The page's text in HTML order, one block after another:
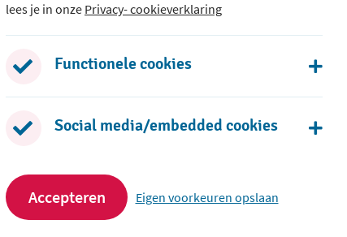
lees je in onze Privacy- cookieverklaring
Functionele cookies
Social media/embedded cookies
Accepteren Eigen voorkeuren opslaan